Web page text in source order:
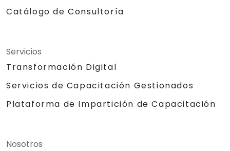
Catálogo de Consultoría
Servicios
Transformación Digital
Servicios de Capacitación Gestionados
Plataforma de Impartición de Capacitación
Nosotros